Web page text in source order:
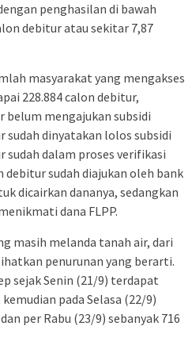
penghasilan di bawah
debitur atau sekitar 7,87
masyarakat yang mengakses
228.884 calon debitur,
belum mengajukan subsidi
sudah dinyatakan lolos subsidi
sudah dalam proses verifikasi
debitur sudah diajukan oleh bank
dicairkan dananya, sedangkan
dana FLPP.
masih melanda tanah air, dari
penurunan yang berarti.
sejak Senin (21/9) terdapat
pada Selasa (22/9)
per Rabu (23/9) sebanyak 716